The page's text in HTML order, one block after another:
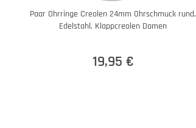
Paar Ohrringe Creolen 24mm Ohrschmuck rund,
Edelstahl, Klappcreolen Damen
19,95 €